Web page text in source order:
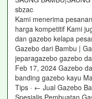
sbzac
Kami menerima
harga kompetitif Kami
dan gazebo kelapa
Gazebo dari Bambu |
jeparagazebo gazebo
Feb 17, 2024 Gazebo
banding gazebo kayu
Tips · ← Jual Gazebo
Spesialis Pembuatan